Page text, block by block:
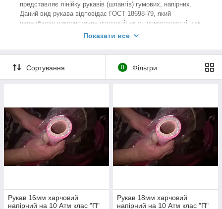
представляє лінійку рукавів (шлангів) гумових, напірних.
Даний вид рукава відповідає ГОСТ 18698-79, який
передбачає використання продукції як у промисловості, так
і в побуті та, по суті, є універсальним продуктом.
виробників, а також індивідуальне виготовлення за вашим
бажанням. Швидка доставка по всій території України.
Харчовий рукав (шланг)
Харчовий напірний рукав виготовляється за ГОСТ 18698-79,
його застосовують у різному технологічному обладнанні
(лініях розливу та приймання матеріалу, харчових насосах),
заводах (наприклад - рукав для вина) та молоковозах.
Показати все
Сортування 0 Фільтри
Рукав 16мм харчовий
напірний на 10 Атм клас "П"
Рукав 18мм харчовий
напірний на 10 Атм клас "П"